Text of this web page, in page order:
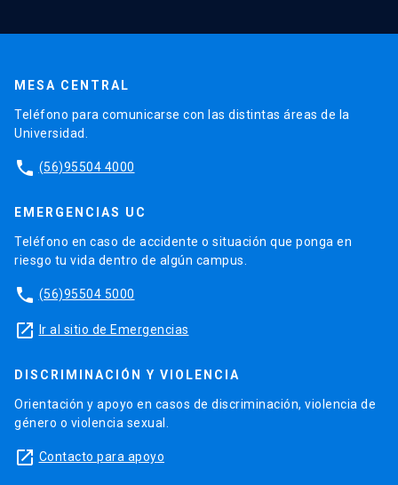
MESA CENTRAL
Teléfono para comunicarse con las distintas áreas de la
Universidad.
phone (56)95504 4000
EMERGENCIAS UC
Teléfono en caso de accidente o situación que ponga en
riesgo tu vida dentro de algún campus.
phone (56)95504 5000
launch Ir al sitio de Emergencias
DISCRIMINACIÓN Y VIOLENCIA
Orientación y apoyo en casos de discriminación, violencia de
género o violencia sexual.
launch Contacto para apoyo